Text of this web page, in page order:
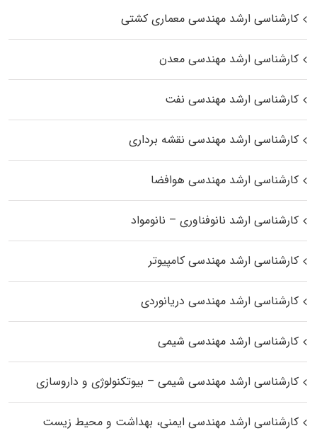
کارشناسی ارشد مهندسی معماری کشتی
کارشناسی ارشد مهندسی معدن
کارشناسی ارشد مهندسی نفت
کارشناسی ارشد مهندسی نقشه برداری
کارشناسی ارشد مهندسی هوافضا
کارشناسی ارشد نانوفناوری – نانومواد
کارشناسی ارشد مهندسی کامپیوتر
کارشناسی ارشد مهندسی دریانوردی
کارشناسی ارشد مهندسی شیمی
کارشناسی ارشد مهندسی شیمی – بیوتکنولوژی و داروسازی
کارشناسی ارشد مهندسی ایمنی، بهداشت و محیط زیست